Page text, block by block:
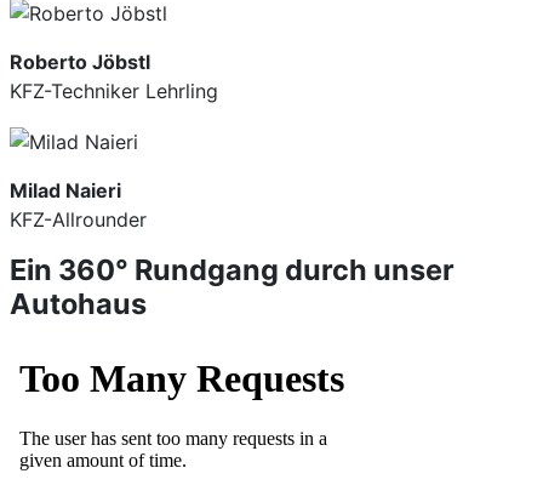
Roberto Jöbstl
KFZ-Techniker Lehrling
Milad Naieri
KFZ-Allrounder
Ein 360° Rundgang durch unser
Autohaus